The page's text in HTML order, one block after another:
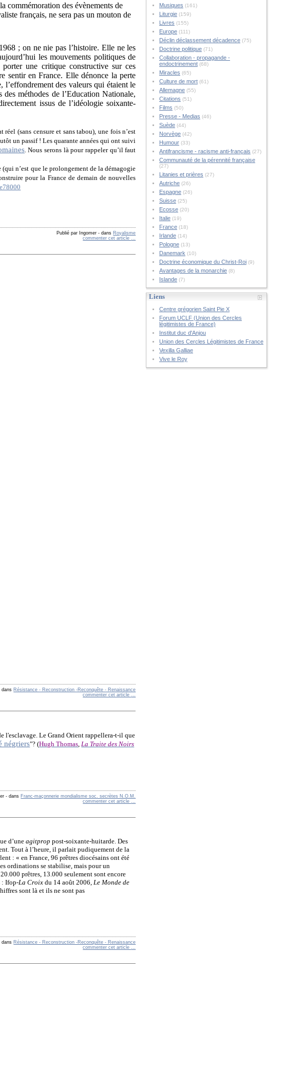
commémoration des évènements de
français, ne sera pas un mouton de
; on ne nie pas l’histoire. Elle ne les
les mouvements politiques de
une critique constructive sur ces
sentir en France. Elle dénonce la perte
l’effondrement des valeurs qui étaient le
méthodes de l’Education Nationale,
issus de l’idéologie soixante-
(sans censure et sans tabou), une fois n’est
un passif ! Les quarante années qui ont suivi
. Nous serons là pour rappeler qu’il faut
n’est que le prolongement de la démagogie
pour la France de demain de nouvelles
Publié par Ingomer - dans Royalisme
commenter cet article
dans Résistance - Reconstruction -Reconquête - Renaissance
commenter cet article …
l'esclavage. Le Grand Orient rappellera-t-il que
négriers"? (Hugh Thomas La Traite des Noirs
- dans Franc-maçonnerie mondialisme soc. secrètes N.O.M.
commenter cet article
d’uneagitprop post-soixante-huitarde. Des
Tout à l’heure, il parlait pudiquement de la
: « en France, 96 prêtres diocésains ont été
ordinations se stabilise, mais pour un
prêtres, 13.000 seulement sont encore
:Ifop-La Croix du 14 août 2006, Le Monde de
sont là et ils ne sont pas
dans Résistance - Reconstruction -Reconquête - Renaissance
commenter cet article
Musiques (161)
Liturgie(159)
Livres (155)
Europe(111)
Déclin déclassement décadence(75)
Doctrine politique(71)
Collaboration - propagande -
endoctrinement(68)
Miracles (65)
Culture de mort(61)
Allemagne(55)
Citations (51)
Films (50)
Presse - Medias (46)
Suède(44)
Norvège(42)
Humour(33)
Antifrancisme - racisme anti-français (27)
Communauté de la pérennité française
(27)
Litanies et prières (27)
Autriche(26)
Espagne(26)
Suisse(25)
Ecosse(20)
Italie(19)
France(18)
Irlande(14)
Pologne(13)
Danemark (10)
Doctrine économique du Christ-Roi(9)
Avantages de la monarchie(8)
Islande(7)
Liens
Centre grégorien Saint Pie X
Forum UCLF (Union des Cercles
légitimistes de France)
Institut duc d'Anjou
Union des Cercles Légitimistes de France
Vexilla Galliae
Vive le Roy